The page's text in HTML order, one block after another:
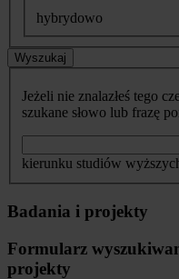
hybrydowo
Wyszukaj
Jeżeli nie znalazłeś tego
szukane słowo lub frazę
kierunku studiów
Badania i projekty
Formularz
projekty